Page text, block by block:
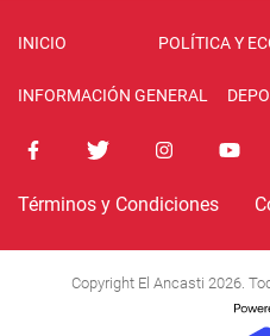
INICIO POLÍTICA Y
INFORMACIÓN GENERAL
Términos y Condiciones
Copyright El Ancasti 2026.